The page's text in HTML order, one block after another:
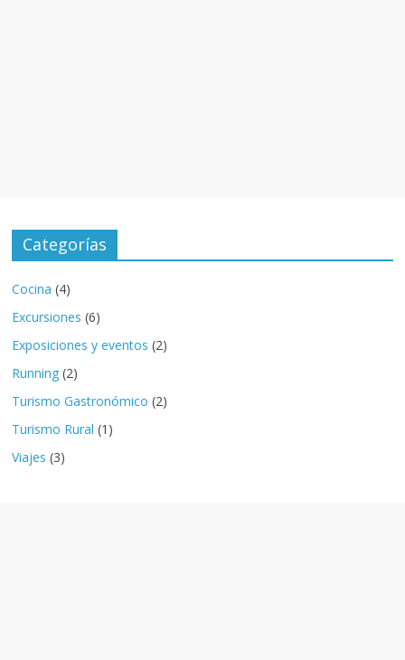
Categorías
Cocina (4)
Excursiones (6)
Exposiciones y eventos (2)
Running (2)
Turismo Gastronómico (2)
Turismo Rural (1)
Viajes (3)